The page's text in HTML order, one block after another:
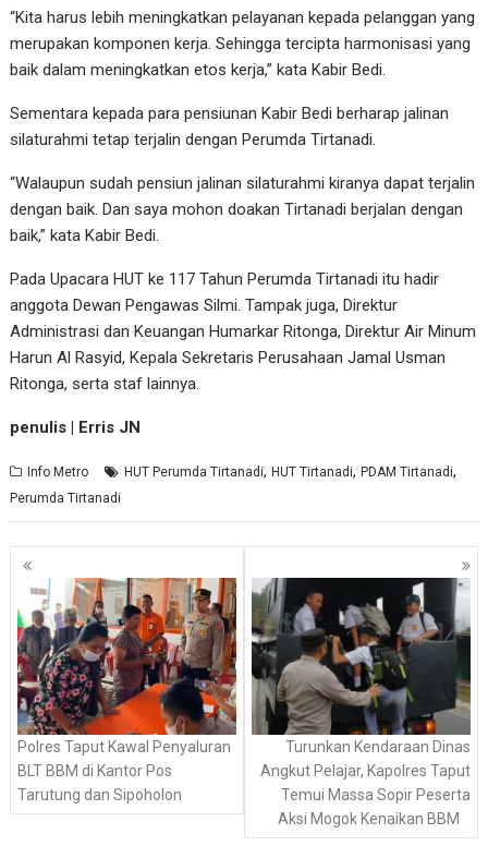
“Kita harus lebih meningkatkan pelayanan kepada pelanggan yang
merupakan komponen kerja. Sehingga tercipta harmonisasi yang
baik dalam meningkatkan etos kerja,” kata Kabir Bedi.
Sementara kepada para pensiunan Kabir Bedi berharap jalinan
silaturahmi tetap terjalin dengan Perumda Tirtanadi.
“Walaupun sudah pensiun jalinan silaturahmi kiranya dapat terjalin
dengan baik. Dan saya mohon doakan Tirtanadi berjalan dengan
baik,” kata Kabir Bedi.
Pada Upacara HUT ke 117 Tahun Perumda Tirtanadi itu hadir
anggota Dewan Pengawas Silmi. Tampak juga, Direktur
Administrasi dan Keuangan Humarkar Ritonga, Direktur Air Minum
Harun Al Rasyid, Kepala Sekretaris Perusahaan Jamal Usman
Ritonga, serta staf lainnya.
penulis | Erris JN
Info Metro HUT Perumda Tirtanadi,HUT Tirtanadi,PDAM Tirtanadi,
Perumda Tirtanadi
Navigasi
pos
Polres Taput Kawal Penyaluran
BLT BBM di Kantor Pos
Tarutung dan Sipoholon
Turunkan Kendaraan Dinas
Angkut Pelajar, Kapolres Taput
Temui Massa Sopir Peserta
Aksi Mogok Kenaikan BBM